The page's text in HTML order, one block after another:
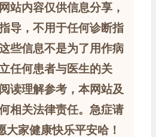
站内容仅供信息分享，
导，不用于任何诊断指
些信息不是为了用作病
任何患者与医生的关
读理解参考，本网站及
相关法律责任。急症请
大家健康快乐平安哈！